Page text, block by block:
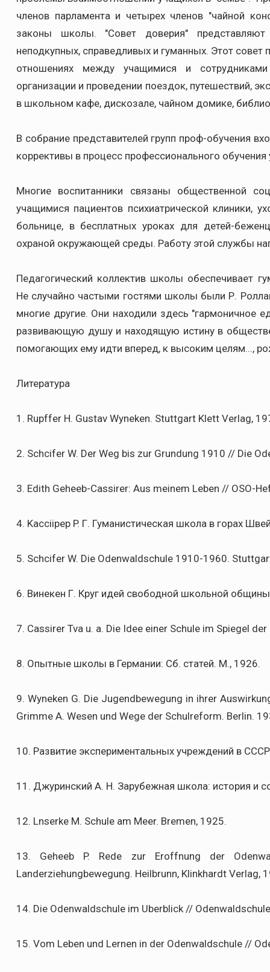
членов парламента и четырех членов "чайной
законы школы. "Совет доверия"
неподкупных, справедливых и гуманных. Этот
отношениях между учащимися и
организации и проведении поездок, путешествий,
в школьном кафе, дискозале, чайном домике,
В собрание представителей групп проф-обучения
коррективы в процесс профессионального
Многие воспитанники связаны общественной
учащимися пациентов психиатрической клиники,
больнице, в бесплатных уроках для детей-
охраной окружающей среды. Работу этой службы
Педагогический коллектив школы обеспечивает
Не случайно частыми гостями школы были Р.
многие другие. Они находили здесь "гармоничное
развивающую душу и находящую истину в
помогающих ему идти вперед, к высоким целям...,
Литература
1. Rupffer H. Gustav Wyneken. Stuttgart Klett Verlag,
2. Schcifer W. Der Weg bis zur Grundung 1910 // Die
3. Edith Geheeb-Cassirer: Aus meinem Leben // OSO-
4. Kacciipep P. Г. Гуманистическая школа в горах
5. Schcifer W. Die Odenwaldschule 1910-1960.
6. Винекен Г. Круг идей свободной школьной
7. Cassirer Tva u. a. Die Idee einer Schule im Spiegel
8. Опытные школы в Германии: Сб. статей. М., 1926.
9. Wyneken G. Die Jugendbewegung in ihrer
Grimme A. Wesen und Wege der Schulreform. Berlin.
10. Развитие экспериментальных учреждений в
11. Джуринский А. Н. Зарубежная школа: история и
12. Lnserke М. Schule am Meer. Bremen, 1925.
13. Geheeb P. Rede zur Eroffnung der
Landerziehungbewegung. Heilbrunn, Klinkhardt Verlag,
14. Die Odenwaldschule im Uberblick //
15. Vom Leben und Lernen in der Odenwaldschule //